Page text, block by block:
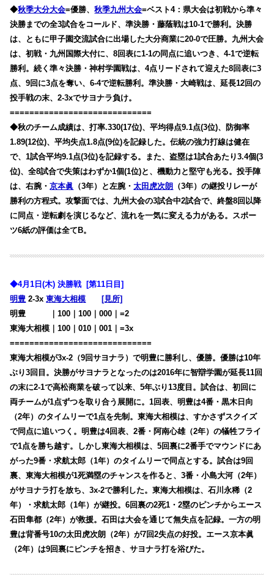
◆秋季大分大会=優勝、秋季九州大会=ベスト4：県大会は初戦から準々
決勝までの全3試合をコールド、準決勝・藤蔭戦は10-1で勝利。決勝
は、ともに甲子園交流試合に出場した大分商業に20-0で圧勝。九州大会
は、初戦・九州国際大付に、8回表に1-1の同点に追いつき、4-1で逆転
勝利。続く準々決勝・神村学園戦は、4点リードされて迎えた8回表に3
点、9回に3点を奪い、6-4で逆転勝利。準決勝・大崎戦は、延長12回の
投手戦の末、2-3xでサヨナラ負け。
=============================
◆秋のチーム成績は、打率.330(17位)、平均得点9.1点(3位)、防御率
1.89(12位)、平均失点1.8点(9位)を記録した。伝統の強力打線は健在
で、1試合平均9.1点(3位)を記録する。また、盗塁は1試合あたり3.4個(3
位)、全8試合で失策はわずか1個(1位)と、機動力と堅守も光る。投手陣
は、右腕・京本眞 （3年）と左腕・太田虎次朗 （3年）の継投リレーが
勝利の方程式。攻撃面では、九州大会の3試合中2試合で、終盤8回以降
に同点・逆転劇を演じるなど、流れを一気に変える力がある。スポー
ツ6紙の評価は全てB。
◆4月1日(木) 決勝戦 [第11日目]
明豊 2-3x東海大相模
[見所]
明豊
｜100｜100｜000｜=2
東海大相模｜100｜010｜001 ｜=3x
=============================
東海大相模が3x-2（9回サヨナラ）で明豊に勝利し、優勝。優勝は10年
ぶり3回目。決勝がサヨナラとなったのは2016年に智辯学園が延長11回
の末に2-1で高松商業を破って以来、5年ぶり13度目。試合は、初回に
両チームが1点ずつを取り合う展開に。1回表、明豊は4番・黒木日向
（2年）のタイムリーで1点を先制。東海大相模は、すかさずスクイズ
で同点に追いつく。 明豊は4回表、2番・阿南心雄（2年）の犠牲フライ
で1点を勝ち越す。しかし東海大相模は、5回裏に2番手でマウンドにあ
がった9番・求航太郎（1年）のタイムリーで同点とする。試合は9回
裏、東海大相模が1死満塁のチャンスを作ると、3番・小島大河（2年）
がサヨナラ打を放ち、3x-2で勝利した。東海大相模は、石川永稀（2
年）・求航太郎（1年）が継投。6回裏の2死1・2塁のピンチからエース
石田隼都（2年）が救援。石田は大会を通じて無失点を記録。一方の明
豊は背番号10の太田虎次朗（2年）が7回2失点の好投。エース京本眞
（2年）は9回裏にピンチを招き、サヨナラ打を浴びた。